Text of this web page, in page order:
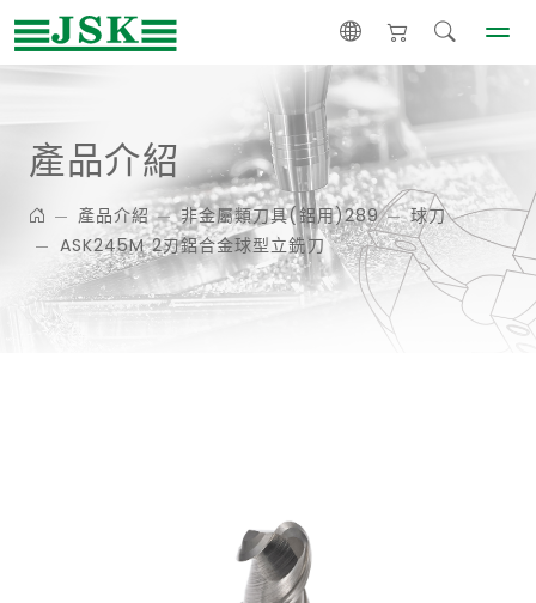
產品介紹
產品介紹 非金屬類刀具(鋁用)289
球刀
ASK245M 2刃鋁合金球型立銑刀